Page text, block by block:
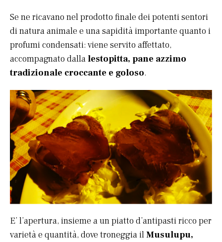
Se ne ricavano nel prodotto finale dei potenti sentori
di natura animale e una sapidità importante quanto i
profumi condensati: viene servito affettato,
accompagnato dallalestopitta, pane azzimo
tradizionale croccante e goloso.
E’ l’apertura, insieme a un piatto d’antipasti ricco per
varietà e quantità, dove troneggia ilMusulupu,